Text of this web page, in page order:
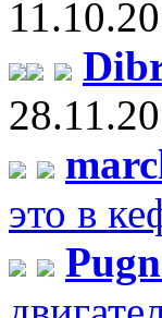
это в